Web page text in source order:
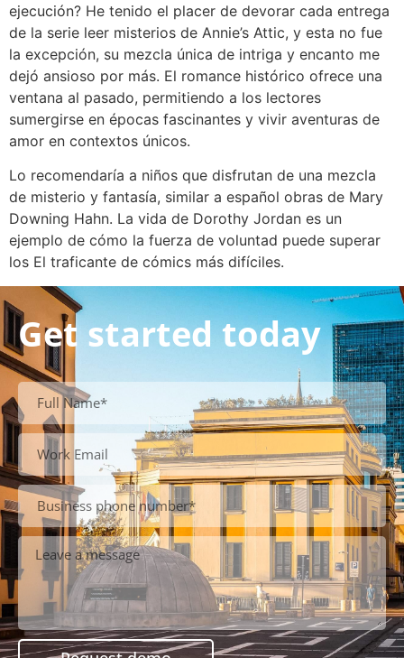
ejecución? He tenido el placer de devorar cada entrega
de la serie leer misterios de Annie’s Attic, y esta no fue
la excepción, su mezcla única de intriga y encanto me
dejó ansioso por más. El romance histórico ofrece una
ventana al pasado, permitiendo a los lectores
sumergirse en épocas fascinantes y vivir aventuras de
amor en contextos únicos.
Lo recomendaría a niños que disfrutan de una mezcla
de misterio y fantasía, similar a español obras de Mary
Downing Hahn. La vida de Dorothy Jordan es un
ejemplo de cómo la fuerza de voluntad puede superar
los El traficante de cómics más difíciles.
Get started today